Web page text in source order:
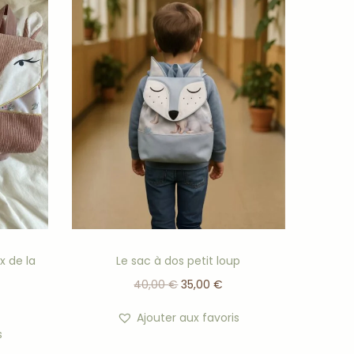
de la
Le sac à dos petit loup
40,00€ 35,00€
Ajouter aux favoris